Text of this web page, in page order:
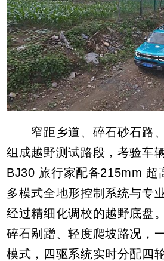
窄距乡道、碎石砂石路、
组成越野测试路段，考验车
BJ30 旅行家配备215mm 超
多模式全地形控制系统与专
经过精细化调校的越野底盘
碎石剐蹭、轻度爬坡路况，
模式，四驱系统实时分配四